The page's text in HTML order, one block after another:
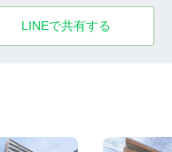
LINEで共有する